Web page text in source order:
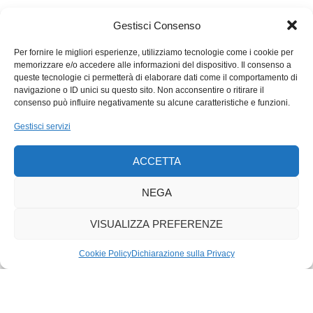
Gestisci Consenso
Per fornire le migliori esperienze, utilizziamo tecnologie come i cookie per
memorizzare e/o accedere alle informazioni del dispositivo. Il consenso a
queste tecnologie ci permetterà di elaborare dati come il comportamento di
navigazione o ID unici su questo sito. Non acconsentire o ritirare il
consenso può influire negativamente su alcune caratteristiche e funzioni.
Gestisci servizi
ACCETTA
NEGA
VISUALIZZA PREFERENZE
Cookie PolicyDichiarazione sulla Privacy
auspicio per la Coppa del Mondo che è scattata ieri in Brasile.
Per ora godiamoci il suo presente e il suo immediato futuro,
così come quello di altri campioni di casa nostra, come Ajla
Del Ponte e Noè Ponti, che stanno esplorando e conquistando
il mondo. Più avanti, in uno slancio di ottimismo, nella MTB, lo
livello. Anche in Ticino. A conferma dell’eccellente lavoro della
nostra scuola, rappresentata a sud delle Alpi da valori